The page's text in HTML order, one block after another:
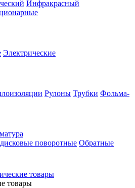
Инфракрасный
Электрические
Рулоны Трубки Фольма-
поворотные Обратные
товары
товары